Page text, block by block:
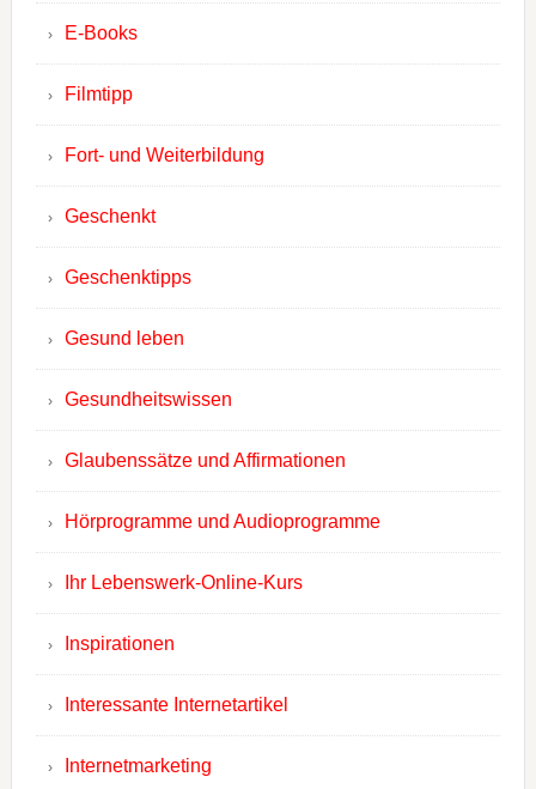
E-Books
Filmtipp
Fort- und Weiterbildung
Geschenkt
Geschenktipps
Gesund leben
Gesundheitswissen
Glaubenssätze und Affirmationen
Hörprogramme und Audioprogramme
Ihr Lebenswerk-Online-Kurs
Inspirationen
Interessante Internetartikel
Internetmarketing